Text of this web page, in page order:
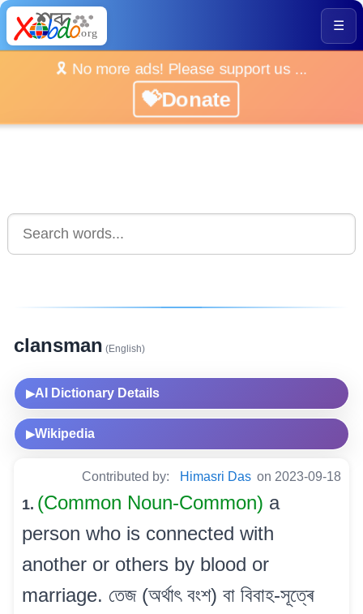
☰
🎗️ No more ads! Please support us ...
💝Donate
clansman (English)
▶AI Dictionary Details
▶Wikipedia
Contributed by: Himasri Das on 2023-09-18
1. (Common Noun-Common) a
person who is connected with
another or others by blood or
marriage. তেজ (অৰ্থাৎ বংশ) বা বিবাহ-সূত্ৰে